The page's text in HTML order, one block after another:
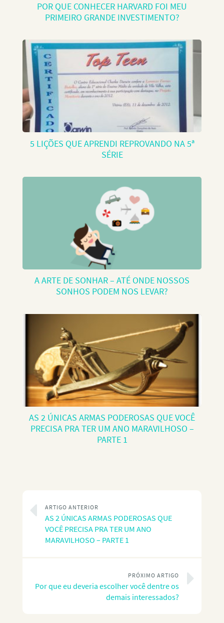
POR QUE CONHECER HARVARD FOI MEU
PRIMEIRO GRANDE INVESTIMENTO?
5 LIÇÕES QUE APRENDI REPROVANDO NA 5ª
SÉRIE
A ARTE DE SONHAR – ATÉ ONDE NOSSOS
SONHOS PODEM NOS LEVAR?
AS 2 ÚNICAS ARMAS PODEROSAS QUE VOCÊ
PRECISA PRA TER UM ANO MARAVILHOSO –
PARTE 1
ARTIGO ANTERIOR
AS 2 ÚNICAS ARMAS PODEROSAS QUE
VOCÊ PRECISA PRA TER UM ANO
MARAVILHOSO – PARTE 1
PRÓXIMO ARTIGO
Por que eu deveria escolher você dentre os
demais interessados?